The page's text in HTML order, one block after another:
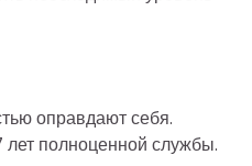
оправдают себя.
лет полноценной службы.